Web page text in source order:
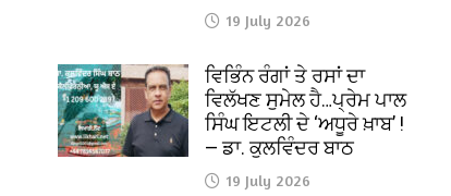
19 July 2026
ਵਿਭਿੰਨ ਰੰਗਾਂ ਤੇ ਰਸਾਂ ਦਾ
ਵਿਲੱਖਣ ਸੁਮੇਲ ਹੈ…ਪ੍ਰੇਮ ਪਾਲ
ਸਿੰਘ ਇਟਲੀ ਦੇ ‘ਅਧੂਰੇ ਖ਼ਾਬ’ !
— ਡਾ. ਕੁਲਵਿੰਦਰ ਬਾਠ
19 July 2026